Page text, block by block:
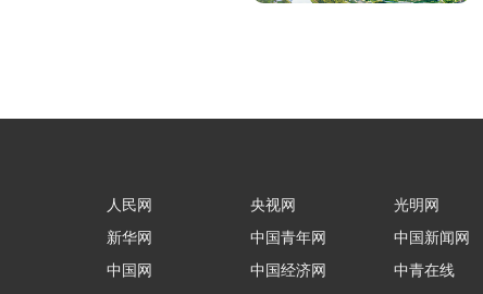
人民网
新华网
中国网
央视网
中国青年网
中国经济网
光明网
中国新闻网
中青在线